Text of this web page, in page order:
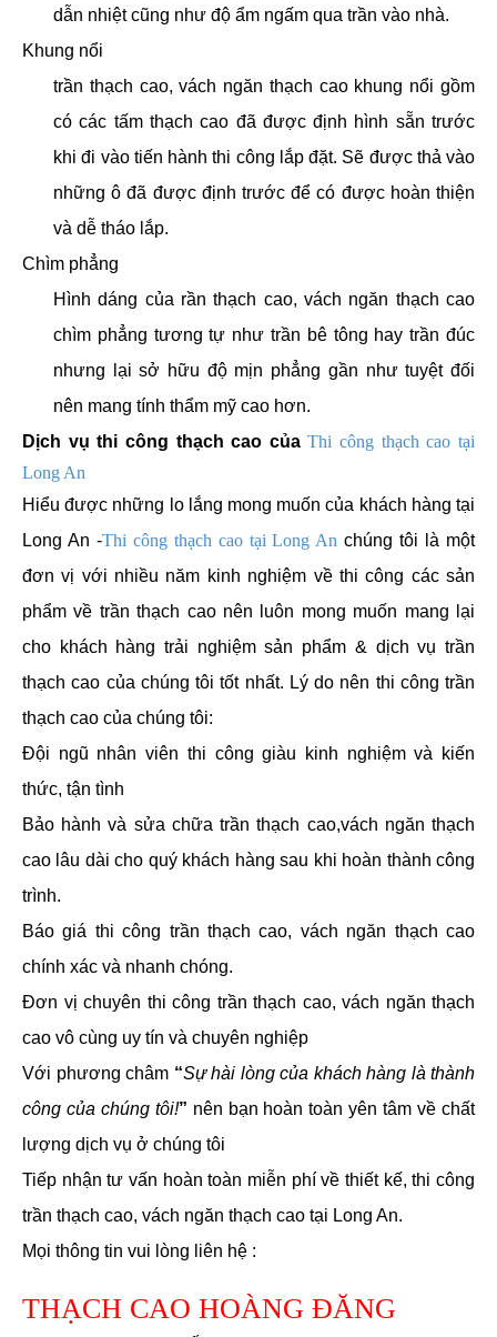
dẫn nhiệt cũng như độ ẩm ngấm qua trần vào nhà.
Khung nổi
trần thạch cao, vách ngăn thạch cao khung nổi gồm
có các tấm thạch cao đã được định hình sẵn trước
khi đi vào tiến hành thi công lắp đặt. Sẽ được thả vào
những ô đã được định trước để có được hoàn thiện
và dễ tháo lắp.
Chìm phẳng
Hình dáng của rần thạch cao, vách ngăn thạch cao
chìm phẳng tương tự như trần bê tông hay trần đúc
nhưng lại sở hữu độ mịn phẳng gần như tuyệt đối
nên mang tính thẩm mỹ cao hơn.
Dịch vụ thi công thạch cao củaThi công thạch cao tại
Long An
Hiểu được những lo lắng mong muốn của khách hàng tại
Long An -Thi công thạch cao tại Long An chúng tôi là một
đơn vị với nhiều năm kinh nghiệm về thi công các sản
phẩm về trần thạch cao nên luôn mong muốn mang lại
cho khách hàng trải nghiệm sản phẩm & dịch vụ trần
thạch cao của chúng tôi tốt nhất. Lý do nên thi công trần
thạch cao của chúng tôi:
Đội ngũ nhân viên thi công giàu kinh nghiệm và kiến
thức, tận tình
Bảo hành và sửa chữa trần thạch cao,vách ngăn thạch
cao lâu dài cho quý khách hàng sau khi hoàn thành công
trình.
Báo giá thi công trần thạch cao, vách ngăn thạch cao
chính xác và nhanh chóng.
Đơn vị chuyên thi công trần thạch cao, vách ngăn thạch
cao vô cùng uy tín và chuyên nghiệp
Với phương châm “Sự hài lòng của khách hàng là thành
công của chúng tôi!” nên bạn hoàn toàn yên tâm về chất
lượng dịch vụ ở chúng tôi
Tiếp nhận tư vấn hoàn toàn miễn phí về thiết kế, thi công
trần thạch cao, vách ngăn thạch cao tại Long An.
Mọi thông tin vui lòng liên hệ :
THẠCH CAO HOÀNG ĐĂNG